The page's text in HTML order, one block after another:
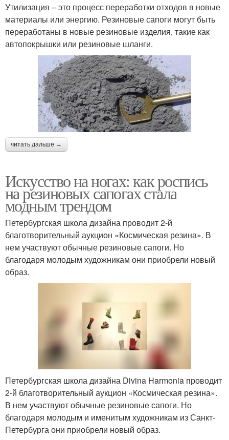
Утилизация – это процесс переработки отходов в новые
материалы или энергию. Резиновые сапоги могут быть
переработаны в новые резиновые изделия, такие как
автопокрышки или резиновые шланги.
читать дальше →
Искусство на ногах: как роспись
на резиновых сапогах стала
модным трендом
Петербургская школа дизайна проводит 2-й
благотворительный аукцион «Космическая резина». В
нем участвуют обычные резиновые сапоги. Но
благодаря молодым художникам они приобрели новый
образ.
Петербургская школа дизайна Divina Harmonia проводит
2-й благотворительный аукцион «Космическая резина».
В нем участвуют обычные резиновые сапоги. Но
благодаря молодым и именитым художникам из Санкт-
Петербурга они приобрели новый образ.